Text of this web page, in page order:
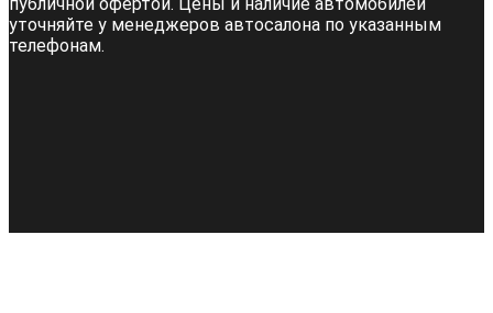
уточняйте у менеджеров автосалона по указанным
телефонам.